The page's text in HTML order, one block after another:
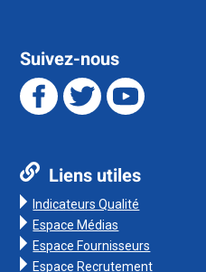
Suivez-nous
Liens utiles
Indicateurs Qualité
Espace Médias
Espace Fournisseurs
Espace Recrutement